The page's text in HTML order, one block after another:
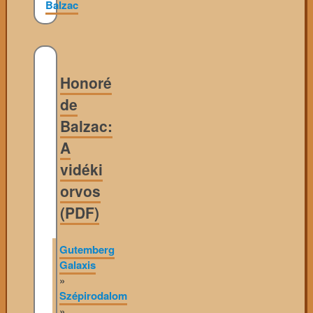
Balzac
Honoré
de
Balzac:
A
vidéki
orvos
(PDF)
Gutemberg
Galaxis
»
Szépirodalom